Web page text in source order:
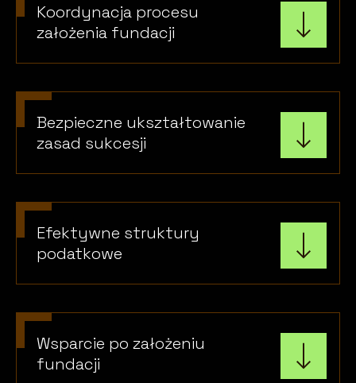
Koordynacja procesu
założenia fundacji
Bezpieczne ukształtowanie
zasad sukcesji
Efektywne struktury
podatkowe
Wsparcie po założeniu
fundacji